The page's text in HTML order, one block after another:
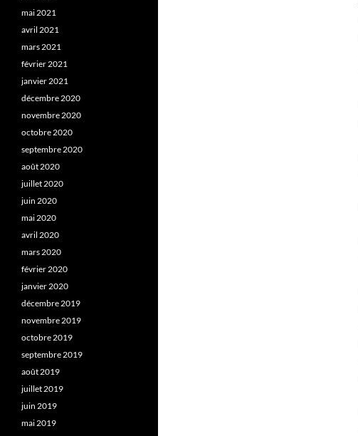
mai 2021
avril 2021
mars 2021
février 2021
janvier 2021
décembre 2020
novembre 2020
octobre 2020
septembre 2020
août 2020
juillet 2020
juin 2020
mai 2020
avril 2020
mars 2020
février 2020
janvier 2020
décembre 2019
novembre 2019
octobre 2019
septembre 2019
août 2019
juillet 2019
juin 2019
mai 2019